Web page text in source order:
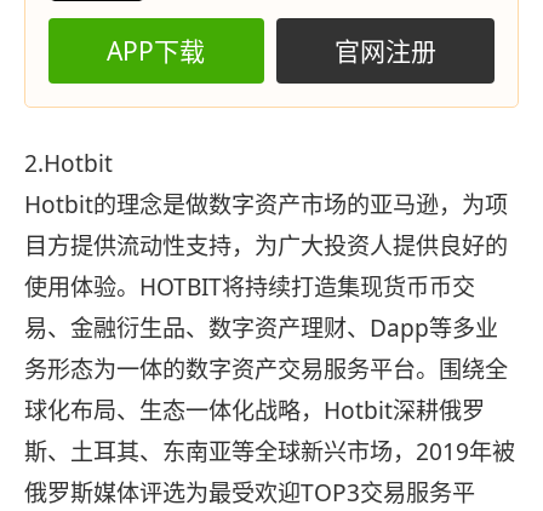
APP下载 官网注册
2.Hotbit
Hotbit的理念是做数字资产市场的亚马逊，为项
目方提供流动性支持，为广大投资人提供良好的
使用体验。HOTBIT将持续打造集现货币币交
易、金融衍生品、数字资产理财、Dapp等多业
务形态为一体的数字资产交易服务平台。围绕全
球化布局、生态一体化战略，Hotbit深耕俄罗
斯、土耳其、东南亚等全球新兴市场，2019年被
俄罗斯媒体评选为最受欢迎TOP3交易服务平